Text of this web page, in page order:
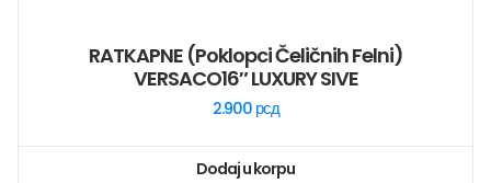
RATKAPNE (poklopci Čeličnih Felni)
VERSACO16″ LUXURY SIVE
2.900 рсд
Dodaj u korpu